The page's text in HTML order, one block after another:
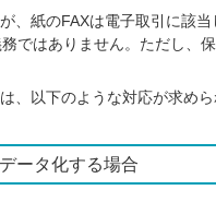
、紙のFAXは電子取引に該
ではありません。ただし、
、以下のような対応が求め
ータ化する場合